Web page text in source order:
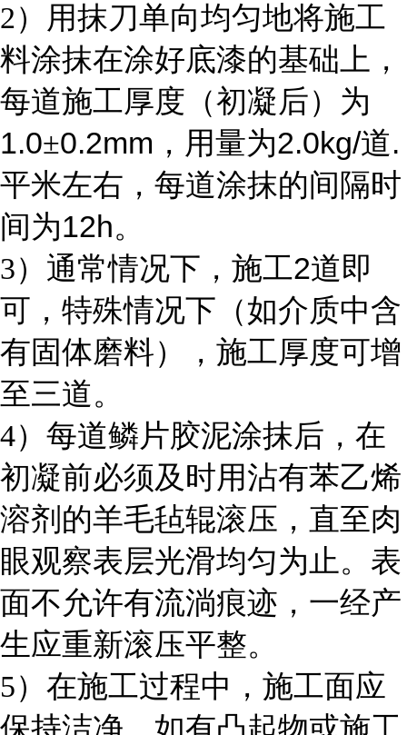
2）用抹刀单向均匀地将施工
料涂抹在涂好底漆的基础上，
每道施工厚度（初凝后）为
1.0±0.2mm ，用量为2.0kg/道.
平米左右，每道涂抹的间隔时
间为12h。
3）通常情况下，施工2道即
可，特殊情况下（如介质中含
有固体磨料），施工厚度可增
至三道。
4）每道鳞片胶泥涂抹后，在
初凝前必须及时用沾有苯乙烯
溶剂的羊毛毡辊滚压，直至肉
眼观察表层光滑均匀为止。表
面不允许有流淌痕迹，一经产
生应重新滚压平整。
5）在施工过程中，施工面应
保持洁净，如有凸起物或施工